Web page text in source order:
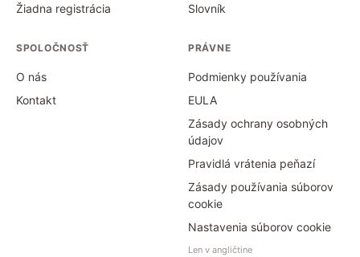
Žiadna registrácia
Slovník
SPOLOČNOSŤ
O nás
Kontakt
PRÁVNE
Podmienky používania
EULA
Zásady ochrany osobných
údajov
Pravidlá vrátenia peňazí
Zásady používania súborov
cookie
Nastavenia súborov cookie
Len v angličtine